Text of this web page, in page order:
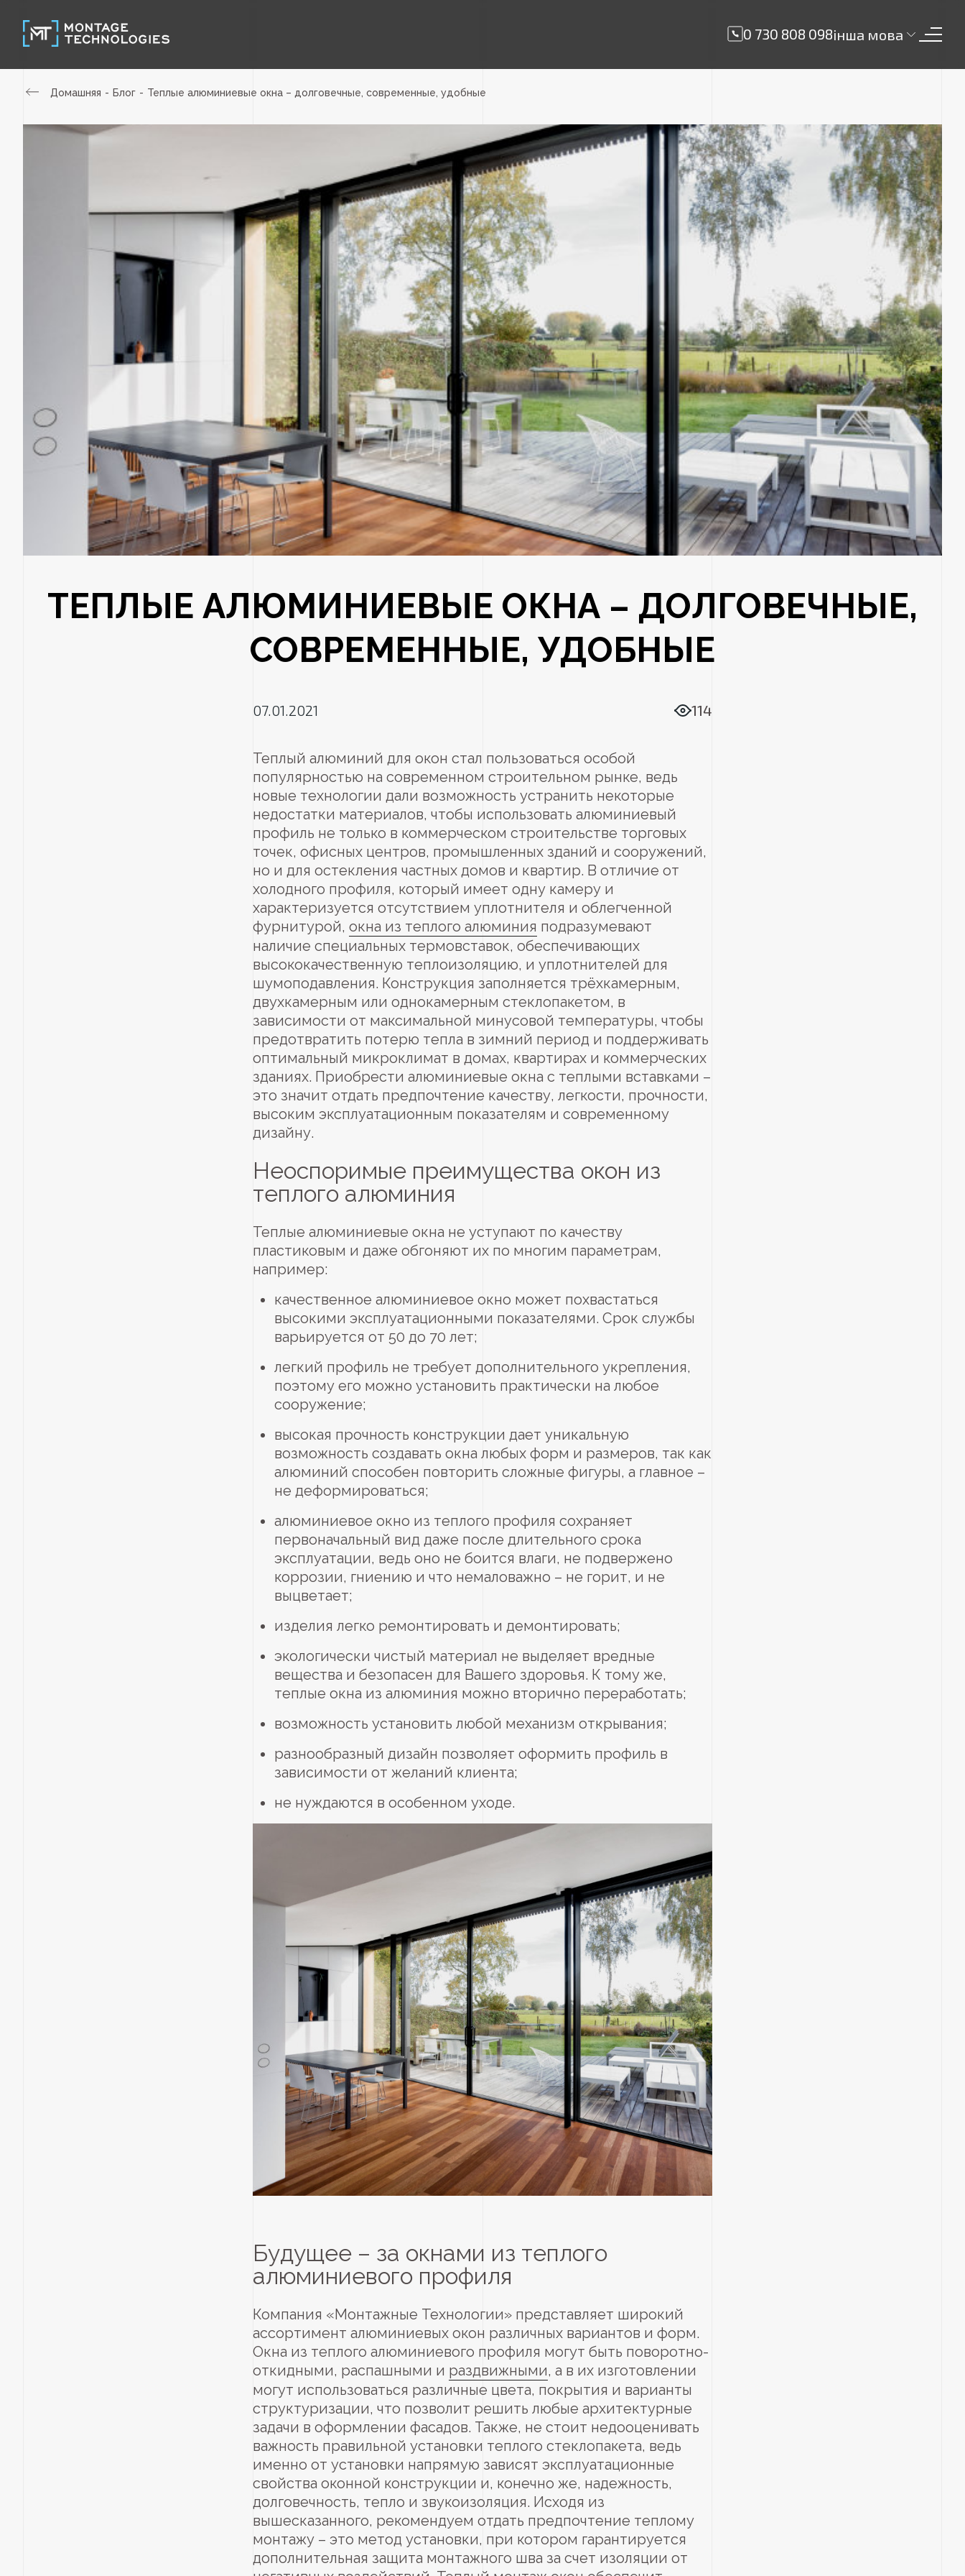
0 730 808 098інша мова
Домашняя Блог Теплые алюминиевые окна – долговечные, современные, удобные
ТЕПЛЫЕ АЛЮМИНИЕВЫЕ ОКНА – ДОЛГОВЕЧНЫЕ,
СОВРЕМЕННЫЕ, УДОБНЫЕ
07.01.2021 114
Теплый алюминий для окон стал пользоваться особой
популярностью на современном строительном рынке, ведь
новые технологии дали возможность устранить некоторые
недостатки материалов, чтобы использовать алюминиевый
профиль не только в коммерческом строительстве торговых
точек, офисных центров, промышленных зданий и сооружений,
но и для остекления частных домов и квартир. В отличие от
холодного профиля, который имеет одну камеру и
характеризуется отсутствием уплотнителя и облегченной
фурнитурой, окна из теплого алюминия подразумевают
наличие специальных термовставок, обеспечивающих
высококачественную теплоизоляцию, и уплотнителей для
шумоподавления. Конструкция заполняется трёхкамерным,
двухкамерным или однокамерным стеклопакетом, в
зависимости от максимальной минусовой температуры, чтобы
предотвратить потерю тепла в зимний период и поддерживать
оптимальный микроклимат в домах, квартирах и коммерческих
зданиях. Приобрести алюминиевые окна с теплыми вставками –
это значит отдать предпочтение качеству, легкости, прочности,
высоким эксплуатационным показателям и современному
дизайну.
Неоспоримые преимущества окон из
теплого алюминия
Теплые алюминиевые окна не уступают по качеству
пластиковым и даже обгоняют их по многим параметрам,
например:
качественное алюминиевое окно может похвастаться
высокими эксплуатационными показателями. Срок службы
варьируется от 50 до 70 лет;
легкий профиль не требует дополнительного укрепления,
поэтому его можно установить практически на любое
сооружение;
высокая прочность конструкции дает уникальную
возможность создавать окна любых форм и размеров, так как
алюминий способен повторить сложные фигуры, а главное –
не деформироваться;
алюминиевое окно из теплого профиля сохраняет
первоначальный вид даже после длительного срока
эксплуатации, ведь оно не боится влаги, не подвержено
коррозии, гниению и что немаловажно – не горит, и не
выцветает;
изделия легко ремонтировать и демонтировать;
экологически чистый материал не выделяет вредные
вещества и безопасен для Вашего здоровья. К тому же,
теплые окна из алюминия можно вторично переработать;
возможность установить любой механизм открывания;
разнообразный дизайн позволяет оформить профиль в
зависимости от желаний клиента;
не нуждаются в особенном уходе.
Будущее – за окнами из теплого
алюминиевого профиля
Компания «Монтажные Технологии» представляет широкий
ассортимент алюминиевых окон различных вариантов и форм.
Окна из теплого алюминиевого профиля могут быть поворотно-
откидными, распашными и раздвижными, а в их изготовлении
могут использоваться различные цвета, покрытия и варианты
структуризации, что позволит решить любые архитектурные
задачи в оформлении фасадов. Также, не стоит недооценивать
важность правильной установки теплого стеклопакета, ведь
именно от установки напрямую зависят эксплуатационные
свойства оконной конструкции и, конечно же, надежность,
долговечность, тепло и звукоизоляция. Исходя из
вышесказанного, рекомендуем отдать предпочтение теплому
монтажу – это метод установки, при котором гарантируется
дополнительная защита монтажного шва за счет изоляции от